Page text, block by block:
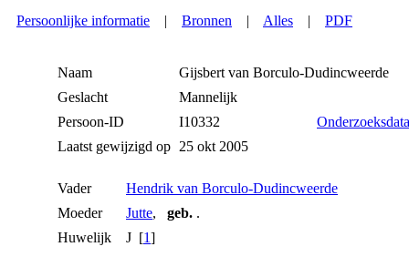
Persoonlijke informatie | Bronnen | Alles | PDF
Naam Gijsbert van Borculo-Dudincweerde
Geslacht
Mannelijk
Persoon-ID
I10332
Laatst gewijzigd op 25 okt 2005
Vader
Hendrik van Borculo-Dudincweerde
Moeder
Jutte, geb. .
Huwelijk
J [1]